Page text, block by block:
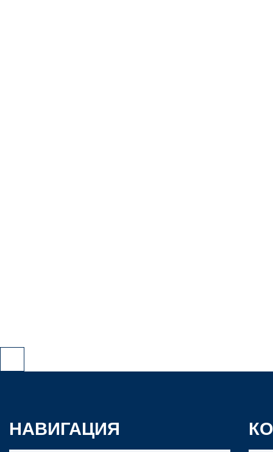
НАВИГАЦИЯ